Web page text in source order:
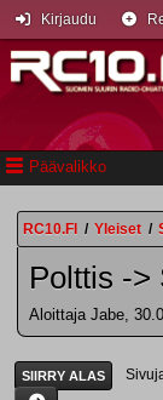
Päävalikko
Kirjaudu
RC10.FI / Yleiset /
Polttis ->
Aloittaja Jabe,
SIIRRY ALAS